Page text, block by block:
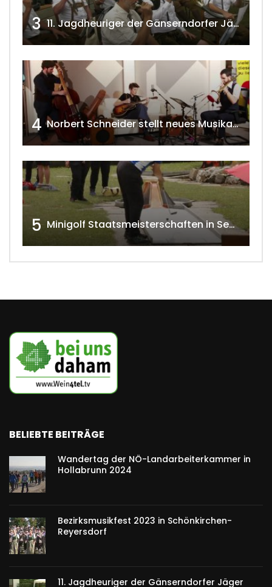
3 11. Jagdheuriger der Gänserndorfer Jäger 2020 w4tv166
4 Norbert Schneider stellt neues Musikalbum vor 2020 w4tv168
5 Minigolf Staatsmeisterschaften in Seefeld-Kadolz w4tv174
BELIEBTE BEITRÄGE
Wandertag der NÖ-Landarbeiterkammer in
Hollabrunn 2024
Bezirksmusikfest 2023 in Schönkirchen-
Reyersdorf
11. Jagdheuriger der Gänserndorfer Jäger